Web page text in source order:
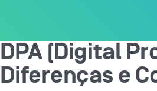
DPA (Digital
Diferenças e